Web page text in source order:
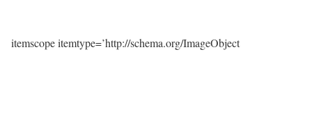
itemscope itemtype=’http://schema.org/ImageObject